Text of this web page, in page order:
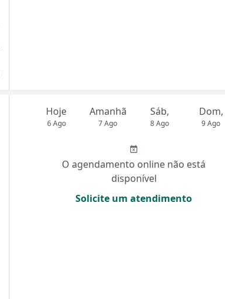
Hoje
6 Ago
Amanhã
7 Ago
Sáb,
8 Ago
Dom,
9 Ago
O agendamento online não está
disponível
Solicite um atendimento